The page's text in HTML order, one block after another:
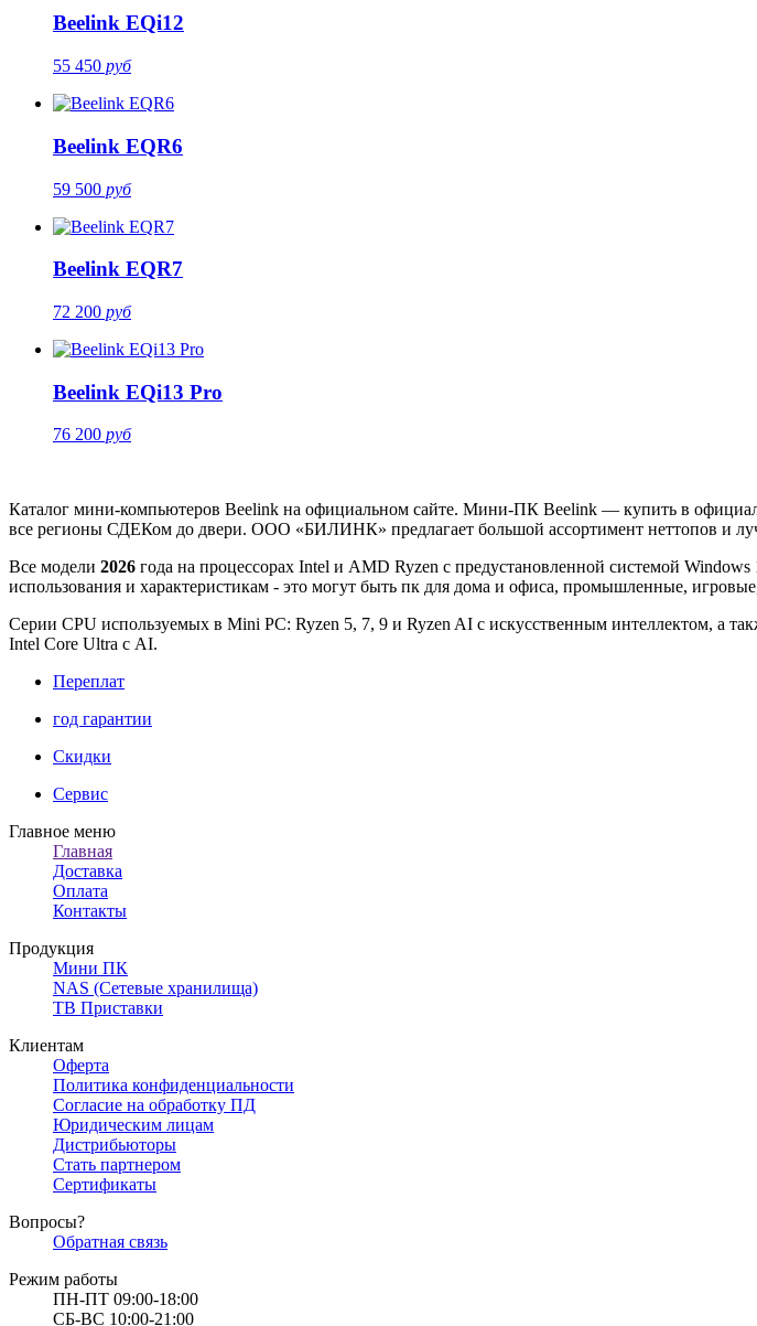
Beelink EQi12
55 450 руб
Beelink EQR6
59 500 руб
Beelink EQR7
72 200 руб
Beelink EQi13 Pro
76 200 руб
Каталог мини-компьютеров Beelink на официальном сайте. Мини-ПК Beelink — купить в
все регионы СДЕКом до двери. ООО «БИЛИНК» предлагает большой ассортимент неттопов и
Все модели 2026 года на процессорах Intel и AMD Ryzen с предустановленной системой
использования и характеристикам - это могут быть пк для дома и офиса, промышленные,
Серии CPU используемых в Mini PC: Ryzen 5, 7, 9 и Ryzen AI с искусственным интеллектом, а
Intel Core Ultra с AI.
Переплат
год гарантии
Скидки
Сервис
Главное меню
Главная
Доставка
Оплата
Контакты
Продукция
Мини ПК
NAS (Сетевые хранилища)
ТВ Приставки
Клиентам
Оферта
Политика конфиденциальности
Согласие на обработку ПД
Юридическим лицам
Дистрибьюторы
Стать партнером
Сертификаты
Вопросы?
Обратная связь
Режим работы
ПН-ПТ 09:00-18:00
СБ-ВС 10:00-21:00